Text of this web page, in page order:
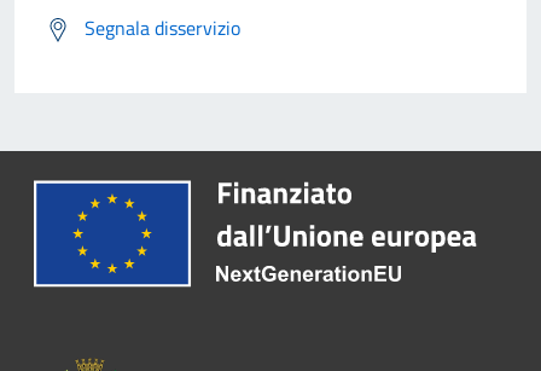
Segnala disservizio